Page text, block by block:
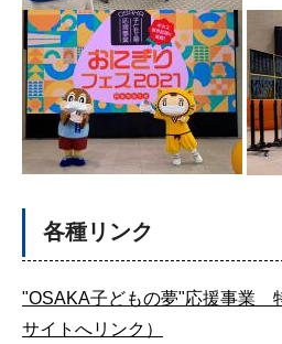
各種リンク
"OSAKA子どもの夢"応援事業
サイトへリンク）